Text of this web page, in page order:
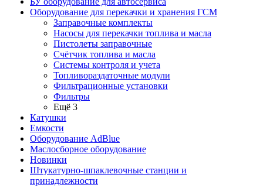
Оборудование для перекачки и хранения ГСМ
Заправочные комплекты
Насосы для перекачки топлива и масла
Пистолеты заправочные
Счётчик топлива и масла
Системы контроля и учета
Топливораздаточные модули
Фильтрационные установки
Фильтры
Ещё 3
Катушки
Емкости
Оборудование AdBlue
Маслосборное оборудование
Новинки
Штукатурно-шпаклевочные станции и
принадлежности